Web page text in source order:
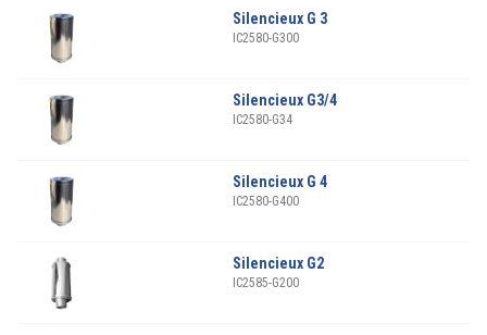
Silencieux G 3
IC2580-G300
Silencieux G3/4
IC2580-G34
Silencieux G 4
IC2580-G400
Silencieux G2
IC2585-G200